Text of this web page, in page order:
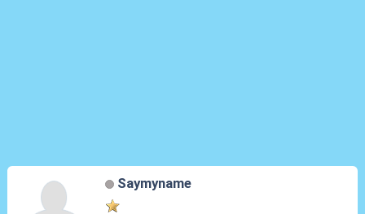
Saymyname